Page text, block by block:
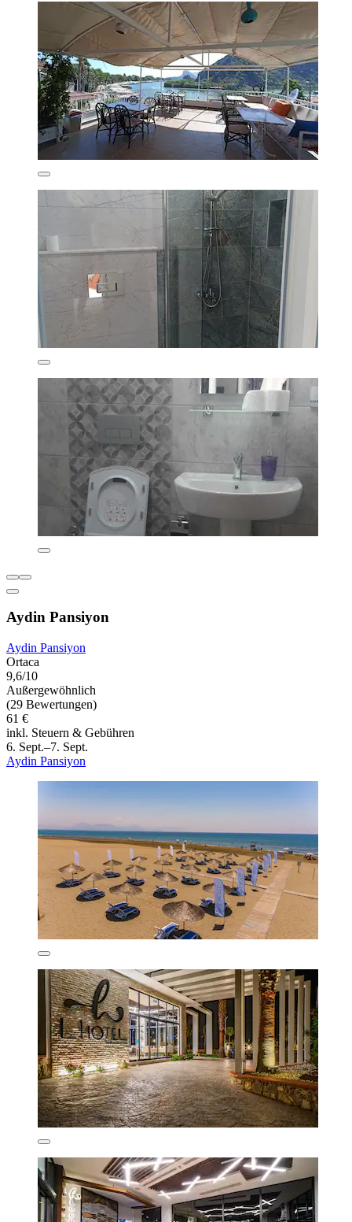
Aydin Pansiyon
Aydin Pansiyon
Ortaca
9,6/10
Außergewöhnlich
(29 Bewertungen)
61 €
inkl. Steuern & Gebühren
6. Sept.–7. Sept.
Aydin Pansiyon